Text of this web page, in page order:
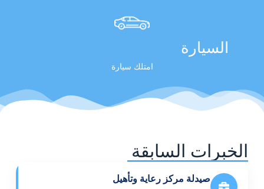
السيارة
امتلك سيارة
الخبرات السابقة
صيدلة مركز رعاية وتأهيل